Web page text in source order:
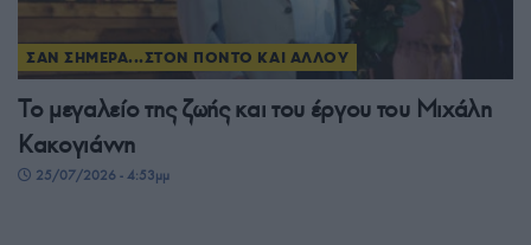
ΣΑΝ ΣΗΜΕΡΑ...ΣΤΟΝ ΠΟΝΤΟ ΚΑΙ ΑΛΛΟΥ
Το μεγαλείο της ζωής και του έργου του Μιχάλη
Κακογιάννη
25/07/2026 - 4:53μμ